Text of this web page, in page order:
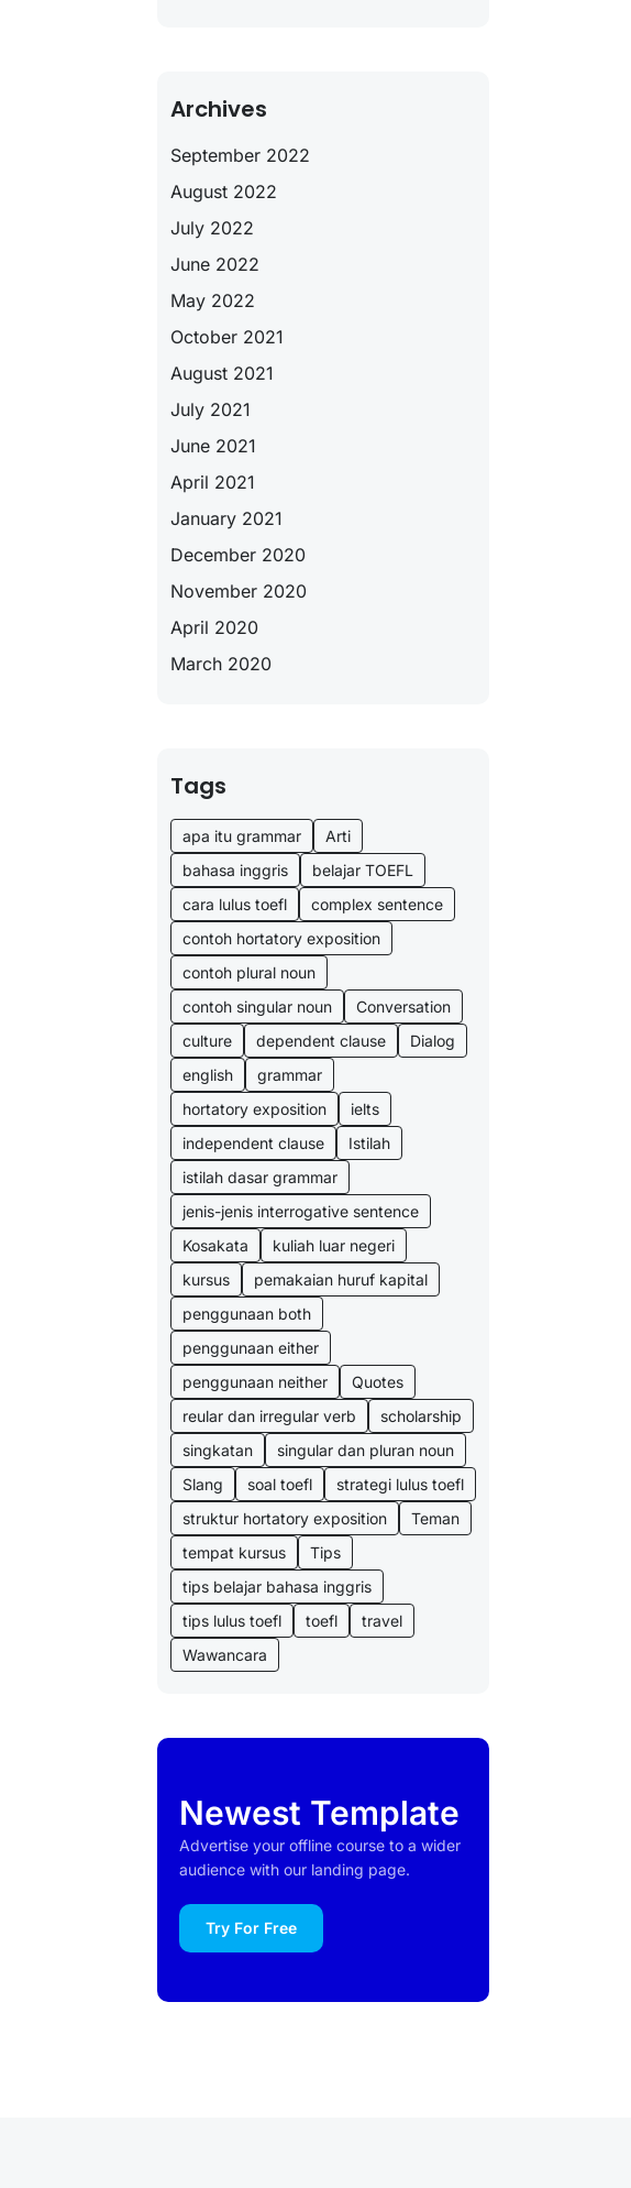
Archives
September 2022
August 2022
July 2022
June 2022
May 2022
October 2021
August 2021
July 2021
June 2021
April 2021
January 2021
December 2020
November 2020
April 2020
March 2020
Tags
apa itu grammar
Arti
bahasa inggris
belajar TOEFL
cara lulus toefl
complex sentence
contoh hortatory exposition
contoh plural noun
contoh singular noun
Conversation
culture
dependent clause
Dialog
english
grammar
hortatory exposition
ielts
independent clause
Istilah
istilah dasar grammar
jenis-jenis interrogative sentence
Kosakata
kuliah luar negeri
kursus
pemakaian huruf kapital
penggunaan both
penggunaan either
penggunaan neither
Quotes
reular dan irregular verb
scholarship
singkatan
singular dan pluran noun
Slang
soal toefl
strategi lulus toefl
struktur hortatory exposition
Teman
tempat kursus
Tips
tips belajar bahasa inggris
tips lulus toefl
toefl
travel
Wawancara
Newest Template
Advertise your offline course to a wider
audience with our landing page.
Try For Free